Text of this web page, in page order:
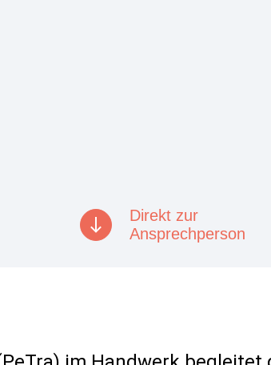
Direkt zur
Ansprechperson